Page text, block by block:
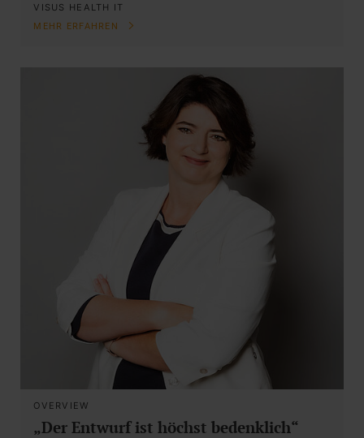
VISUS HEALTH IT
MEHR ERFAHREN
OVERVIEW
„Der Entwurf ist höchst bedenklich“